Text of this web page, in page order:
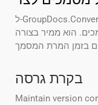
ל-GroupDocs.Conversion REST API יש את היכולת לבצע
הוא ממיר בצורה
בקרת גרסה
Maintain version